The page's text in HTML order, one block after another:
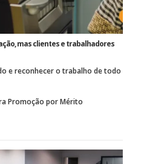
mas clientes e trabalhadores
e reconhecer o trabalho de todo
Promoção por Mérito